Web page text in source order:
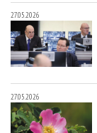
27.05.2026
27.05.2026